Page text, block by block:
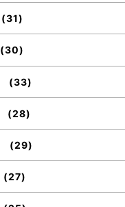
(31)
(30)
(33)
(28)
(29)
(27)